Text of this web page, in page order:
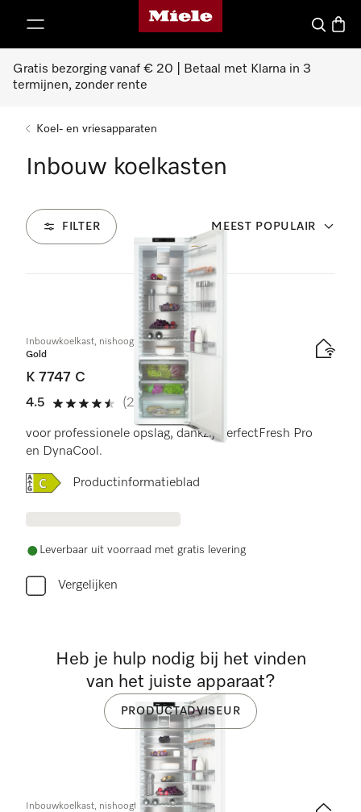
Homepage van Miele
Wat zoek
Gratis bezorging vanaf € 20 | Betaal met Klarna in 3
termijnen, zonder rente
Koel- en vriesapparaten
Inbouw koelkasten
FILTER MEEST POPULAIR
35 Producten
Inbouwkoelkast, nishoogte 178 cm
Gold
K 7747 C
4.5
4.5 sterren op 5
(2 beoordelingen)
voor professionele opslag, dankzij PerfectFresh Pro
en DynaCool.
Online Label Flag, Energielabel
Productinformatieblad
Leverbaar uit voorraad met gratis levering
Vergelijken
Inbouwkoelkast, nishoogte 178 cm
Heb je hulp nodig bij het vinden
van het juiste apparaat?
PRODUCTADVISEUR